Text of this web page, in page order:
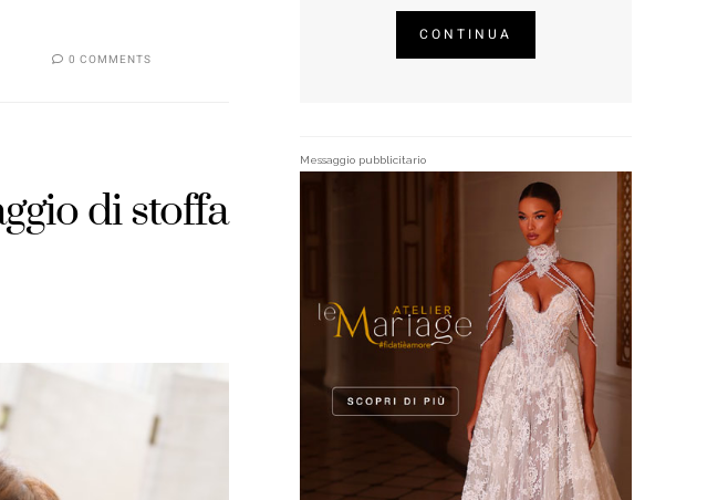
0 COMMENTS
di stoffa
CONTINUA
Messaggio pubblicitario